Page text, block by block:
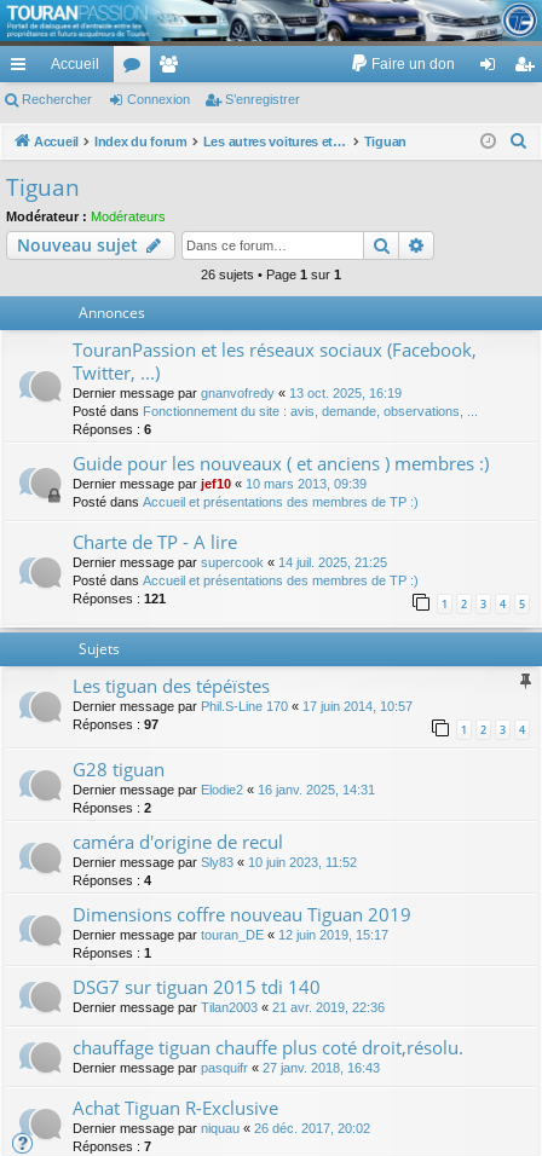
TouranPassion
Le forum des propriétaires ou futurs acquéreurs du Volkswagen Touran
cc
ès
pi
de
Accueil
or
u
e
m
Faire un don
ne nr
Rechercher Connexion S’enregistrer
Accueil Index du forum Les autres voitures et ce qui touche à la voiture Tiguan
c
Tiguan
Modérateur : Modérateurs
Nouveau sujet Rechercher
26 sujets • Page 1 sur 1
Annonces
TouranPassion et les réseaux sociaux (Facebook,
Twitter, ...)
Dernier message par gnanvofredy « 13 oct. 2025, 16:19
Posté dans Fonctionnement du site : avis, demande, observations, ...
Réponses : 6
Guide pour les nouveaux ( et anciens ) membres :)
Dernier message par jef10 « 10 mars 2013, 09:39
Posté dans Accueil et présentations des membres de TP :)
Charte de TP - A lire
Dernier message par supercook « 14 juil. 2025, 21:25
Posté dans Accueil et présentations des membres de TP :)
Réponses : 121 1 2 3 4 5
Sujets
Les tiguan des tépéïstes
Dernier message par Phil.S-Line 170 « 17 juin 2014, 10:57
Réponses : 97 1 2 3 4
G28 tiguan
Dernier message par Elodie2 « 16 janv. 2025, 14:31
Réponses : 2
caméra d'origine de recul
Dernier message par Sly83 « 10 juin 2023, 11:52
Réponses : 4
Dimensions coffre nouveau Tiguan 2019
Dernier message par touran_DE « 12 juin 2019, 15:17
Réponses : 1
DSG7 sur tiguan 2015 tdi 140
Dernier message par Tilan2003 « 21 avr. 2019, 22:36
chauffage tiguan chauffe plus coté droit,résolu.
Dernier message par pasquifr « 27 janv. 2018, 16:43
Achat Tiguan R-Exclusive
Dernier message par niquau « 26 déc. 2017, 20:02
Réponses : 7